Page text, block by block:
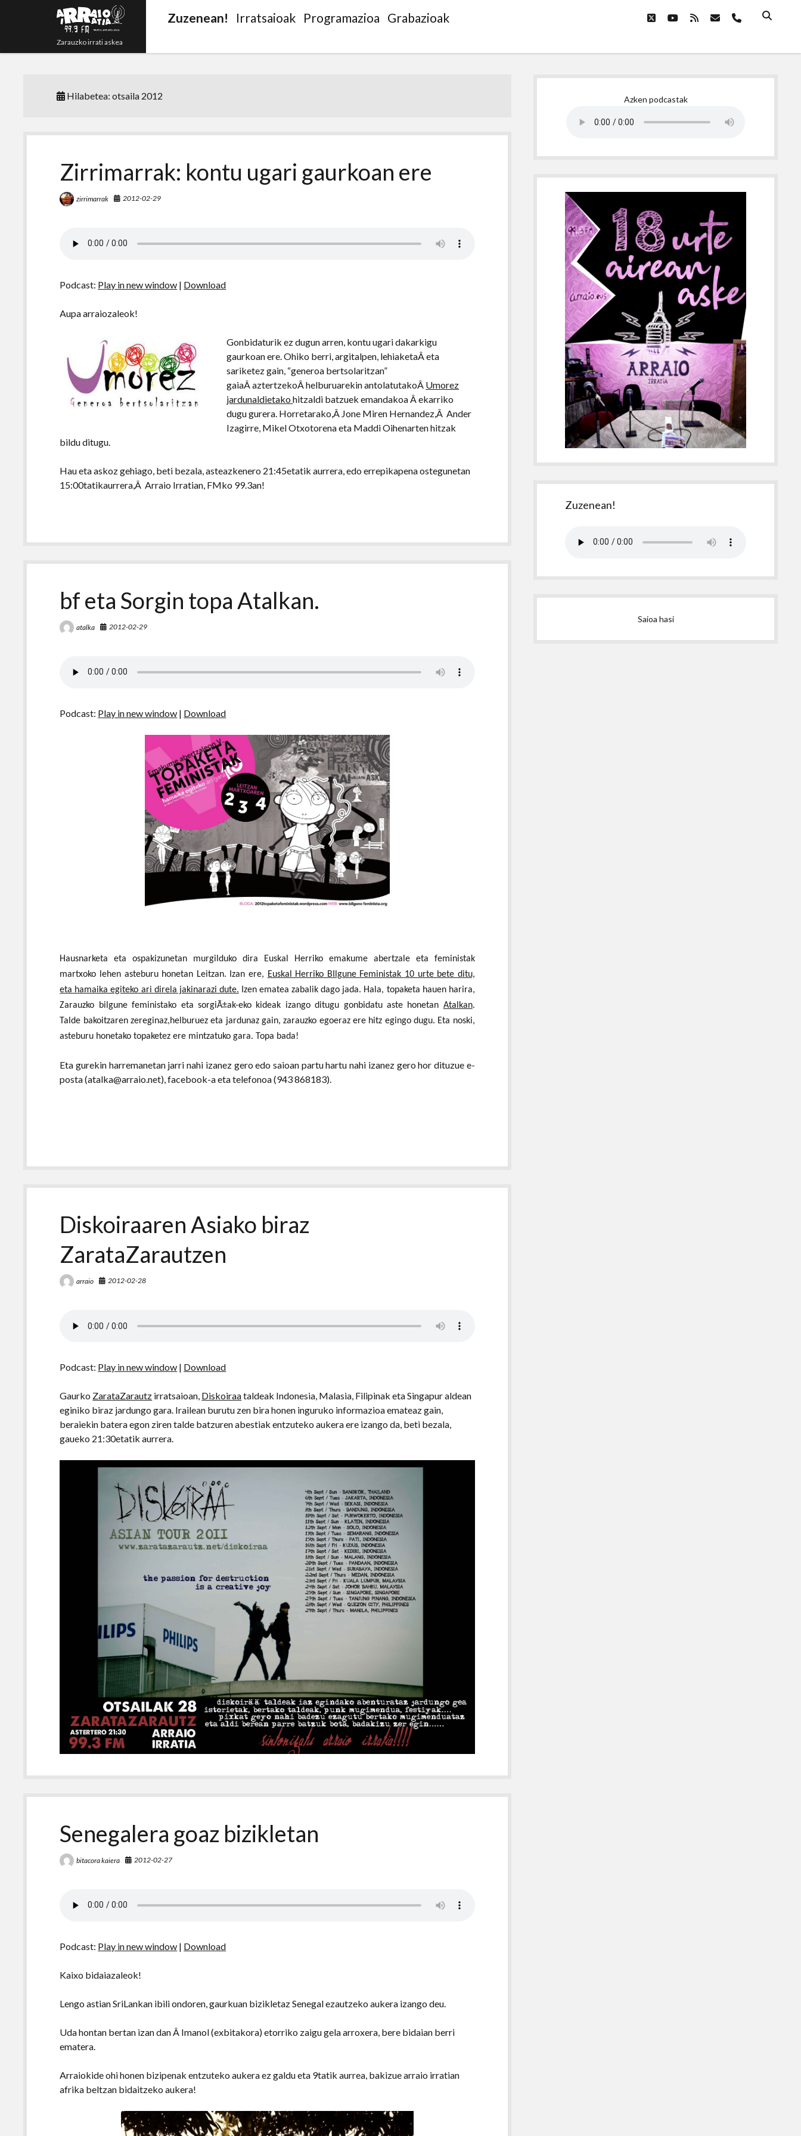
Zarauzko irrati askea
Zuzenean! Irratsaioak Programazioa Grabazioak twitteryoutube
rss emailphone
Hilabetea:otsaila 2012
Zirrimarrak: kontu ugari gaurkoan ere
zirrimarrak 2012-02-29
Podcast: Play in new window | Download
Aupa arraiozaleok!
Gonbidaturik ez dugun arren, kontu ugari dakarkigu
gaurkoan ere. Ohiko berri, argitalpen, lehiaketaÂ eta
sariketez gain, “generoa bertsolaritzan”
gaiaÂ aztertzekoÂ helburuarekin antolatutakoÂ Umorez
jardunaldietakohitzaldi batzuek emandakoa Â ekarriko
dugu gurera. Horretarako,Â Jone Miren Hernandez,Â Ander
Izagirre, Mikel Otxotorena eta Maddi Oihenarten hitzak
bildu ditugu.
Hau eta askoz gehiago, beti bezala, asteazkenero 21:45etatik aurrera, edo errepikapena ostegunetan
15:00tatikaurrera,Â Arraio Irratian, FMko 99.3an!
bf eta Sorgin topa Atalkan.
atalka 2012-02-29
Podcast: Play in new window | Download
Hausnarketa eta ospakizunetan murgilduko dira Euskal Herriko emakume abertzale eta feministak
martxoko lehen asteburu honetan Leitzan. Izan ere, Euskal Herriko BIlgune Feministak 10 urte bete ditu,
eta hamaika egiteko ari direla jakinarazi dute. Izen ematea zabalik dago jada. Hala, topaketa hauen harira,
Zarauzko bilgune feministako eta sorgiÃ±ak-eko kideak izango ditugu gonbidatu aste honetan Atalkan.
Talde bakoitzaren zereginaz,helburuez eta jardunaz gain, zarauzko egoeraz ere hitz egingo dugu. Eta noski,
asteburu honetako topaketez ere mintzatuko gara. Topa bada!
Eta gurekin harremanetan jarri nahi izanez gero edo saioan partu hartu nahi izanez gero hor dituzue e-
posta (atalka@arraio.net), facebook-a eta telefonoa (943 868183).
Diskoiraaren Asiako biraz
ZarataZarautzen
arraio 2012-02-28
Podcast: Play in new window | Download
Gaurko ZarataZarautz irratsaioan, Diskoiraataldeak Indonesia, Malasia, Filipinak eta Singapur aldean
eginiko biraz jardungo gara. Irailean burutu zen bira honen inguruko informazioa emateaz gain,
beraiekin batera egon ziren talde batzuren abestiak entzuteko aukera ere izango da, beti bezala,
gaueko 21:30etatik aurrera.
Senegalera goaz bizikletan
bitacora kaiera 2012-02-27
Podcast: Play in new window | Download
Kaixo bidaiazaleok!
Lengo astian SriLankan ibili ondoren, gaurkuan bizikletaz Senegal ezautzeko aukera izango deu.
Uda hontan bertan izan dan Â Imanol (exbitakora) etorriko zaigu gela arroxera, bere bidaian berri
ematera.
Arraiokide ohi honen bizipenak entzuteko aukera ez galdu eta 9tatik aurrea, bakizue arraio irratian
afrika beltzan bidaitzeko aukera!
Azken podcastak
Zuzenean!
Saioa hasi